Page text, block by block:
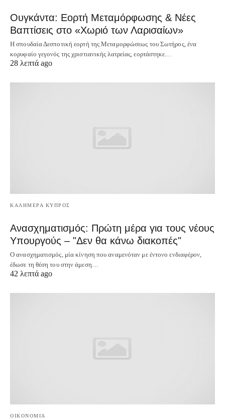
Ουγκάντα: Εορτή Μεταμόρφωσης & Νέες
Βαπτίσεις στο «Χωριό των Λαρισαίων»
Η σπουδαία Δεσποτική εορτή της Μεταμορφώσεως του Σωτήρος, ένα
κορυφαίο γεγονός της χριστιανικής λατρείας, εορτάστηκε…
28 λεπτά ago
ΚΑΛΗΜΕΡΑ ΚΥΠΡΟΣ
Ανασχηματισμός: Πρώτη μέρα για τους νέους
Υπουργούς – "Δεν θα κάνω διακοπές"
Ο ανασχηματισμός, μία κίνηση που αναμενόταν με έντονο ενδιαφέρον,
έδωσε τη θέση του στην άμεση…
42 λεπτά ago
OIKONOMIA